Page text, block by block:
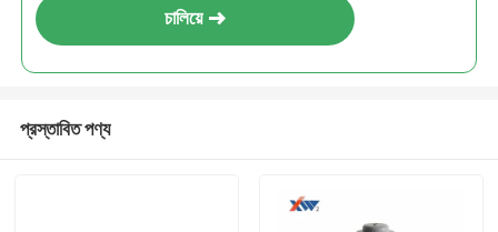
চালিয়ে
প্রস্তাবিত পণ্য